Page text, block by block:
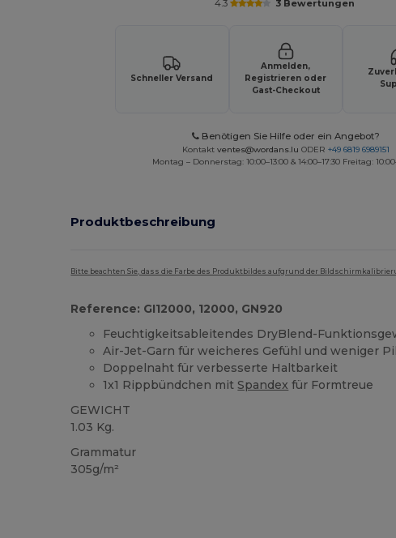
4.3 3 Bewertungen
Schneller Versand
Anmelden,
Registrieren oder
Gast-Checkout
Benötigen Sie Hilfe oder ein Angebot?
Kontakt ventes@wordans.lu ODER +49 6819 6989151
Montag – Donnerstag: 10:00–13:00 & 14:00–17:30 Freitag:
Produktbeschreibung
Bitte beachten Sie, dass die Farbe des Produktbildes aufgrund der
Reference: GI12000, 12000, GN920
Feuchtigkeitsableitendes DryBlend-
Air-Jet-Garn für weicheres Gefühl und weniger
Doppelnaht für verbesserte Haltbarkeit
1x1 Rippbündchen mitSpandex für Formtreue
GEWICHT
1.03 Kg.
Grammatur
305g/m²